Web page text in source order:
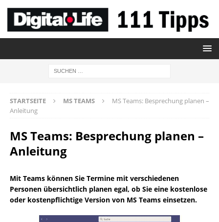
STARTSEITE MS TEAMS
MS Teams: Besprechung planen –
Anleitung
MS Teams: Besprechung planen –
Anleitung
Mit Teams können Sie Termine mit verschiedenen
Personen übersichtlich planen egal, ob Sie eine kostenlose
oder kostenpflichtige Version von MS Teams einsetzen.